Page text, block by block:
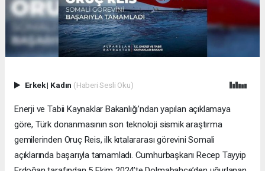
Erkek| Kadın (Haberi Sesli Oku)
Enerji ve Tabii Kaynaklar Bakanlığı’ndan yapılan açıklamaya
göre, Türk donanmasının son teknoloji sismik araştırma
gemilerinden Oruç Reis, ilk kıtalararası görevini Somali
açıklarında başarıyla tamamladı. Cumhurbaşkanı Recep Tayyip